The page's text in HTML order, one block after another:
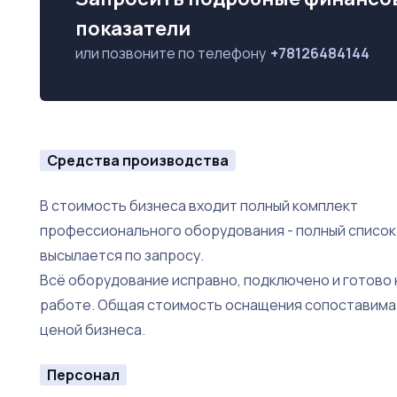
- Центральное расположение и стабильный поток
работы с туристическими группами и
- Можно запускать банкеты, корпоративы,
Все детали, включая финансовую отчётность,
показатели
или позвоните по телефону +78126484144
Средства производства
В стоимость бизнеса входит полный комплект
профессионального оборудования - полный список
высылается по запросу.
Всё оборудование исправно, подключено и готово
работе. Общая стоимость оснащения
ценой бизнеса.
Персонал